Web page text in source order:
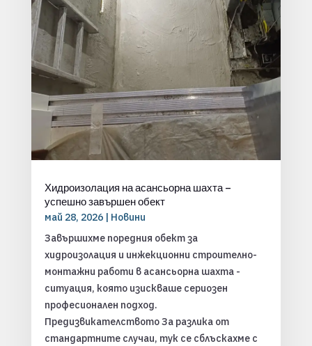
Хидроизолация на асансьорна шахта –
успешно завършен обект
май 28, 2026| Новини
Завършихме поредния обект за
хидроизолация и инжекционни строително-
монтажни работи в асансьорна шахта -
ситуация, която изискваше сериозен
професионален подход.
Предизвикателството За разлика от
стандартните случаи, тук се сблъскахме с